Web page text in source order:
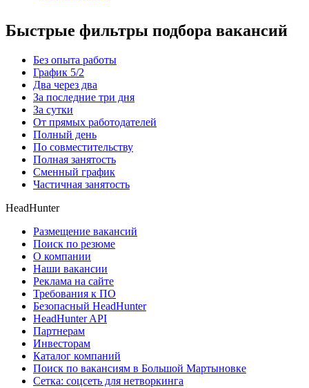
Быстрые фильтры подбора вакансий
Без опыта работы
График 5/2
Два через два
За последние три дня
За сутки
От прямых работодателей
Полный день
По совместительству
Полная занятость
Сменный график
Частичная занятость
HeadHunter
Размещение вакансий
Поиск по резюме
О компании
Наши вакансии
Реклама на сайте
Требования к ПО
Безопасный HeadHunter
HeadHunter API
Партнерам
Инвесторам
Каталог компаний
Поиск по вакансиям в Большой Мартыновке
Сетка: соцсеть для нетворкинга